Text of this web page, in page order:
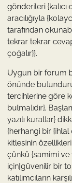
gönderileri
aracılığıyla
tarafından
tekrar tekrar
çoğalır}}.
Uygun bir forum
önünde
tercihlerine göre
bulmalıdır}.
yazılı kurallar}
{herhangi bir {ihlal
kitlesinin
çünkü {samimi ve
için|güvenilir bir
katılımcıların